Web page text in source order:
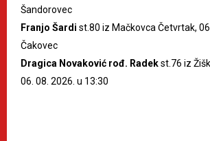
Šandorovec
Franjo Šardi st.80 iz Mačkovca Četvrtak,
Čakovec
Dragica Novaković rođ. Radekst.76 iz
06. 08. 2026. u 13:30